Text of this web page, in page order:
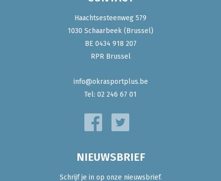
Haachtsesteenweg 579
1030 Schaarbeek (Brussel)
BE 0434 918 207
RPR Brussel
info@okrasportplus.be
Tel: 02 246 67 01
NIEUWSBRIEF
Schrijf je in op onze nieuwsbrief.